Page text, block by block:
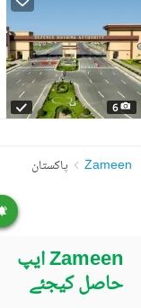
6
Zameen پاکستان
Zameen ایپ
حاصل کیجئے